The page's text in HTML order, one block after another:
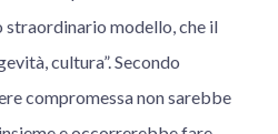
straordinario modello, che il
cultura”. Secondo
compromessa non sarebbe